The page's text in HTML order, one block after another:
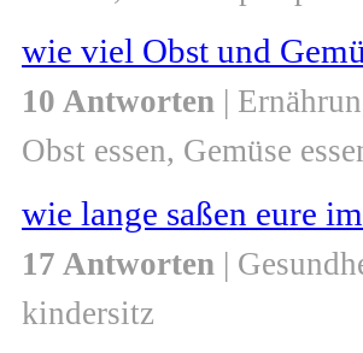
wie viel Obst und
10 Antworten |
Obst essen, Gemüse
wie lange saßen eure
17 Antworten |
kindersitz